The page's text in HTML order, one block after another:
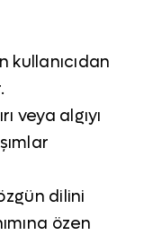
kullanıcıdan
veya algıyı
dilini
özen